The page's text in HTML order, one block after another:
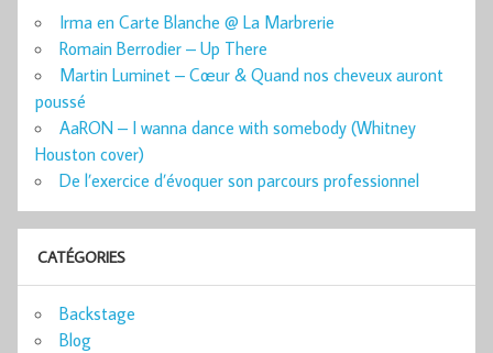
Irma en Carte Blanche @ La Marbrerie
Romain Berrodier – Up There
Martin Luminet – Cœur & Quand nos cheveux auront
poussé
AaRON – I wanna dance with somebody (Whitney
Houston cover)
De l’exercice d’évoquer son parcours professionnel
CATÉGORIES
Backstage
Blog